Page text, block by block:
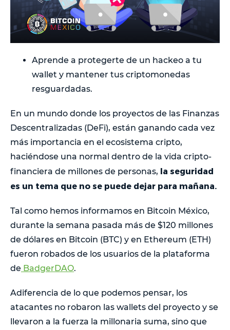
Aprende a protegerte de un hackeo a tu
wallet y mantener tus criptomonedas
resguardadas.
En un mundo donde los proyectos de las Finanzas
Descentralizadas (DeFi), están ganando cada vez
más importancia en el ecosistema cripto,
haciéndose una normal dentro de la vida cripto-
financiera de millones de personas, la seguridad
es un tema que no se puede dejar para mañana.
Tal como hemos informamos en Bitcoin México,
durante la semana pasada más de $120 millones
de dólares en Bitcoin (BTC) y en Ethereum (ETH)
fueron robados de los usuarios de la plataforma
de BadgerDAO.
Adiferencia de lo que podemos pensar, los
atacantes no robaron las wallets del proyecto y se
llevaron a la fuerza la millonaria suma, sino que